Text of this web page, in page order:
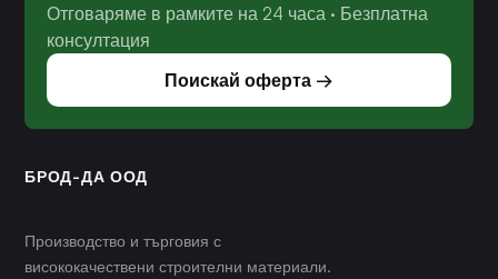
Отговаряме в рамките на 24 часа · Безплатна
консултация
Поискай оферта →
Производство и търговия с
висококачествени строителни материали.
БРОД-ДА ООД